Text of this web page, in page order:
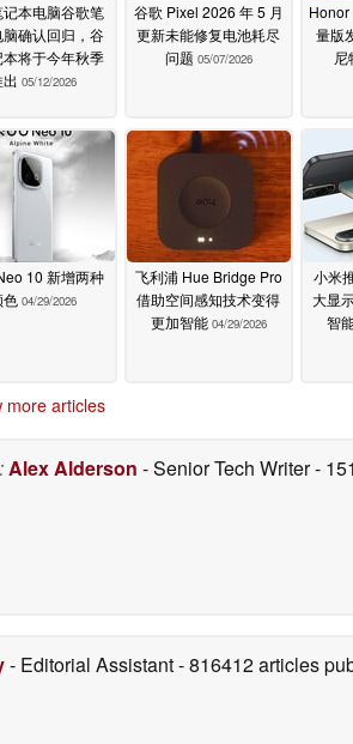
本电脑谷歌笔
确认回归，谷
将于今年秋季
05/12/2026
谷歌 Pixel 2026 年 5 月
更新未能修复电池耗尽
问题 05/07/2026
Honor
量版
10 新增两种
色 04/29/2026
飞利浦 Hue Bridge Pro
借助空间感知技术变得
更加智能 04/29/2026
小米
大显
智
more articles
:Alex Alderson - Senior Tech Writer-
- Editorial Assistant- 816412 articles